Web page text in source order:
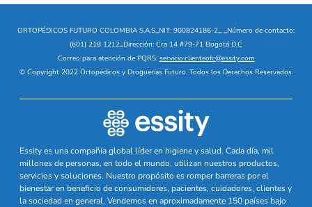
ORTOPÉDICOS FUTURO COLOMBIA S.A.S_NIT: 900824186-2_ _Número de contacto:
(601) 218 1212_Dirección: Cra 14 #79-71 Bogotá D.C
Correo para atención de PQRS: servicio.clienteofc@essity.com
© Copyright 2022 Ortopédicos y Droguerías Futuro. Todos los Derechos Reservados.
Essity es una compañía global líder en higiene y salud. Cada día, mil
millones de personas, en todo el mundo, utilizan nuestros productos,
servicios y soluciones. Nuestro propósito es romper barreras por el
bienestar en beneficio de consumidores, pacientes, cuidadores, clientes y
la sociedad en general. Vendemos en aproximadamente 150 países bajo